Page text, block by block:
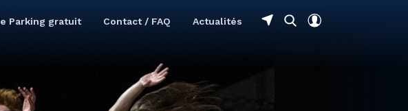
Parking gratuit Contact / FAQ Actualités